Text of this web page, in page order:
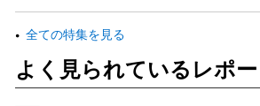
全ての特集を見る
よく見られているレポー